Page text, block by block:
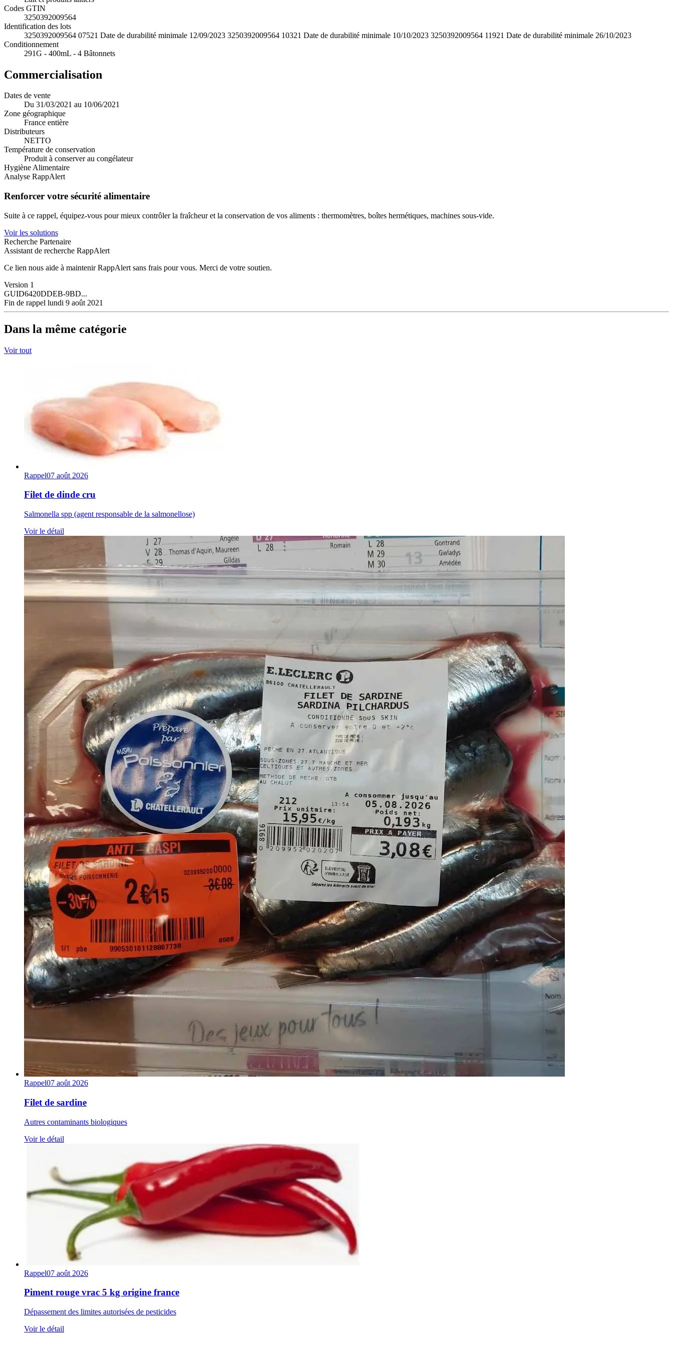
Codes GTIN
3250392009564
Identification des lots
3250392009564 07521 Date de durabilité minimale 12/09/2023 3250392009564 10321 Date de durabilité minimale 10/10/2023 3250392009564 11921 Date de durabilité minimale 26/10/2023
Conditionnement
291G - 400mL - 4 Bâtonnets
Commercialisation
Dates de vente
Du 31/03/2021 au 10/06/2021
Zone géographique
France entière
Distributeurs
NETTO
Température de conservation
Produit à conserver au congélateur
Hygiène Alimentaire
Analyse RappAlert
Renforcer votre sécurité alimentaire
Suite à ce rappel, équipez-vous pour mieux contrôler la fraîcheur et la conservation de vos aliments : thermomètres, boîtes hermétiques, machines sous-vide.
Voir les solutions
Recherche Partenaire
Assistant de recherche RappAlert
Ce lien nous aide à maintenir RappAlert sans frais pour vous. Merci de votre soutien.
Version 1
GUID6420DDEB-9BD...
Fin de rappel lundi 9 août 2021
Dans la même catégorie
Voir tout
Rappel07 août 2026
Filet de dinde cru
Salmonella spp (agent responsable de la salmonellose)
Voir le détail
Rappel07 août 2026
Filet de sardine
Autres contaminants biologiques
Voir le détail
Rappel07 août 2026
Piment rouge vrac 5 kg origine france
Dépassement des limites autorisées de pesticides
Voir le détail